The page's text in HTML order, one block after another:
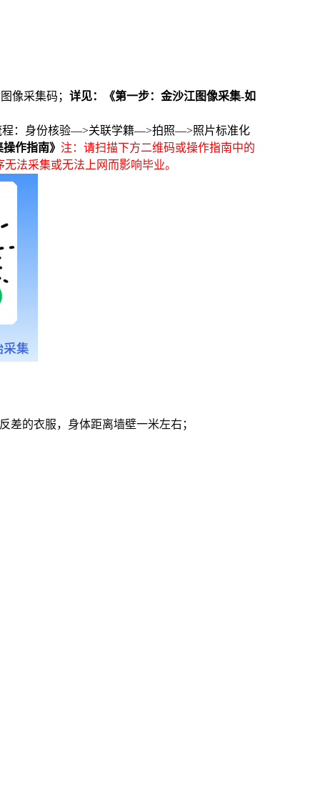
图像采集码；详见：《第一步：金沙江图像采集-如
程：身份核验—>关联学籍—>拍照—>照片标准化
操作指南》 注：请扫描下方二维码或操作指南中的
法采集或无法上网而影响毕业。
差的衣服，身体距离墙壁一米左右；